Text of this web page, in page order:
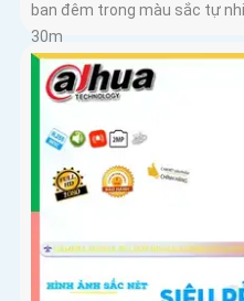
ban đêm trong màu sắc tự
30m